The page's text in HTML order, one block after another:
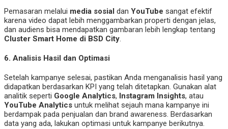
Pemasaran melalui media sosial dan YouTube sangat efektif
karena video dapat lebih menggambarkan properti dengan jelas,
dan audiens bisa mendapatkan gambaran lebih lengkap tentang
Cluster Smart Home di BSD City.
6. Analisis Hasil dan Optimasi
Setelah kampanye selesai, pastikan Anda menganalisis hasil yang
didapatkan berdasarkan KPI yang telah ditetapkan. Gunakan alat
analitik seperti Google Analytics, Instagram Insights, atau
YouTube Analytics untuk melihat sejauh mana kampanye ini
berdampak pada penjualan dan brand awareness. Berdasarkan
data yang ada, lakukan optimasi untuk kampanye berikutnya.